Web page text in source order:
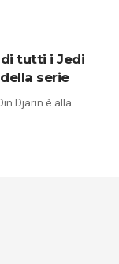
tutti i Jedi
serie
Djarin è alla